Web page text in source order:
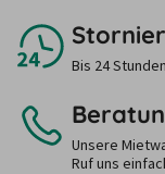
Bis 24
Unsere
Ruf uns